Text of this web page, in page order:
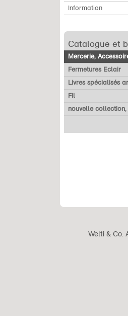
Information
Catalogue et
Mercerie,
Fermetures Eclair
Livres spécialisés
Fil
nouvelle collection,
Welti & Co.